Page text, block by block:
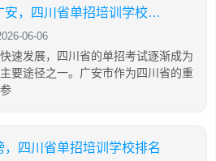
四川单招培训班排名广安，四川省单招培训学校排名
06-06
速发展，四川省的单招考试逐渐成为
要途径之一。广安市作为四川省的重
四川省单招培训学校排名